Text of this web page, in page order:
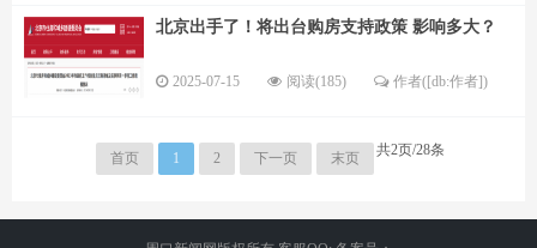
北京出手了！将出台购房支持政策 影响多大？
2025-07-15 阅读(185) 作者([db:作者])
共2页/28条
首页 1 2 下一页 末页